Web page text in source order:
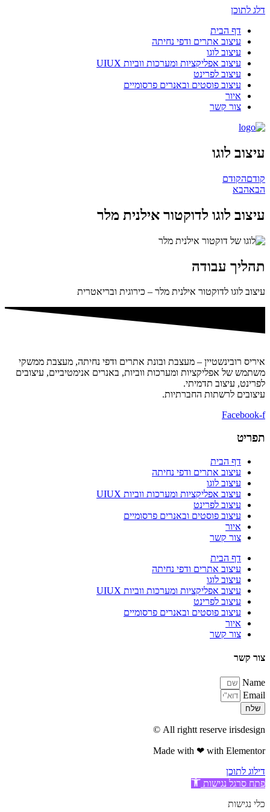
דלג לתוכן
דף הבית
עיצוב אתרים ודפי נחיתה
עיצוב לוגו
עיצוב אפליקציות ומערכות ווביות UIUX​
עיצוב לפרינט
עיצוב פוסטים ובאנרים פרסומיים
איור
צור קשר
עיצוב לוגו
קודםהקודם
הבאהבא
עיצוב לוגו לדוקטור אילנית מלר
תהליך עבודה
עיצוב לוגו לדוקטור אילנית מלר – כירוגית ובריאטרית
איריס רובינשטיין – מעצבת ובונת אתרים ודפי נחיתה, מעצבת ממשקי
משתמש של אפליקציות ומערכות ווביות, באנרים אנימטיביים, עיצובים
לפרינט, עיצוב תדמיתי.
עיצובים לרשתות החברתיות.
Facebook-f
תפריט
דף הבית
עיצוב אתרים ודפי נחיתה
עיצוב לוגו
עיצוב אפליקציות ומערכות ווביות UIUX​
עיצוב לפרינט
עיצוב פוסטים ובאנרים פרסומיים
איור
צור קשר
דף הבית
עיצוב אתרים ודפי נחיתה
עיצוב לוגו
עיצוב אפליקציות ומערכות ווביות UIUX​
עיצוב לפרינט
עיצוב פוסטים ובאנרים פרסומיים
איור
צור קשר
צור קשר
Name
Email
שלח
All rightt reserve irisdesign ©
Made with ❤ with Elementor​
דילוג לתוכן
פתח סרגל נגישות
כלי נגישות